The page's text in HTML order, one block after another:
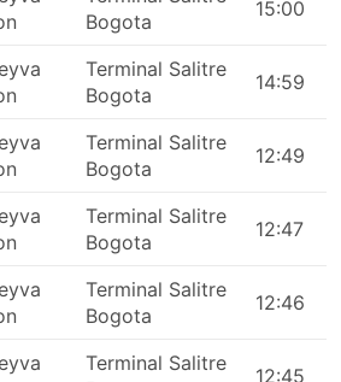
Bogota
15:00
Terminal Salitre
Bogota
14:59
Terminal Salitre
Bogota
12:49
Terminal Salitre
Bogota
12:47
Terminal Salitre
Bogota
12:46
Terminal Salitre
12:45